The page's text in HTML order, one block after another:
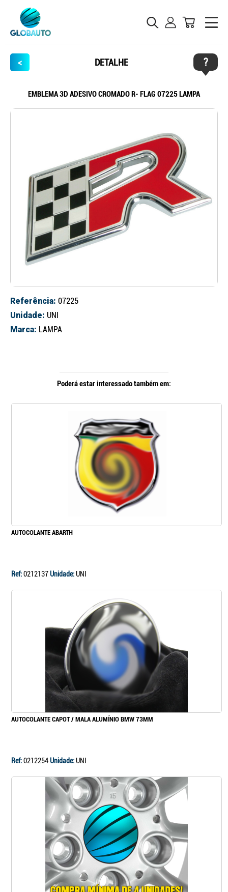
< DETALHE ?
EMBLEMA 3D ADESIVO CROMADO R- FLAG 07225 LAMPA
Referência: 07225
Unidade: UNI
Marca: LAMPA
Poderá estar interessado também em:
AUTOCOLANTE ABARTH
Ref:0212137Unidade:UNI
AUTOCOLANTE CAPOT / MALA ALUMÍNIO BMW 73MM
Ref:0212254Unidade:UNI